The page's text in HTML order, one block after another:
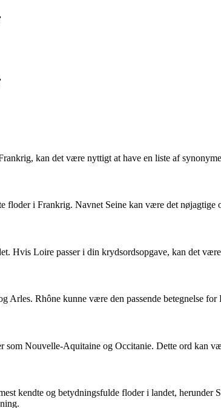
kan det være nyttigt at have en liste af
floder i Frankrig. Navnet Seine kan være det nøjagtige
Hvis Loire passer i din krydsordsopgave, kan det
Rhône kunne være den passende betegnelse
Nouvelle-Aquitaine og Occitanie. Dette ord kan
kendte og betydningsfulde floder i landet,